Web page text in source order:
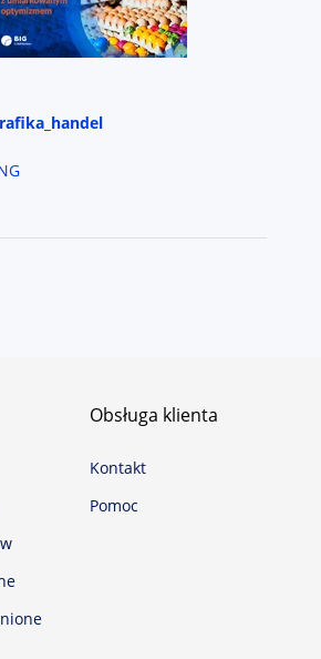
Obsługa klienta
Kontakt
Pomoc